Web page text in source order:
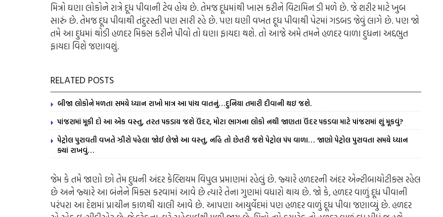
મિત્રો ઘણા લોકોને રાત્રે દૂધ પીવાની ટેવ હોય છે. તેમજ દૂધમાંથી ખાસ કરીને વિટામિન ડી મળે છે. જે શરીર માટે ખુબ
સારું છે. તેમજ દૂધ પીવાથી તંદુરસ્તી પણ સારી રહે છે. પણ ઘણી વખત દૂધ પીવાથી પેટમાં ગડબડ જેવું લાગે છે. પણ જો
તમે આ દુધમાં થોડી હળદર મિક્સ કરીને પીવો તો ઘણા ફાયદા થશે. તો આજે અમે તમને હળદર વાળા દુધના અદ્દભુત
ફાયદા વિશે જણાવશું.
RELATED POSTS
બીજા લોકોને મળતા સમયે ધ્યાન રાખો માત્ર આ પાંચ વાતનું…દુનિયા તમારી દીવાની થઇ જશે.
પાંજરામાં મૂકી દો આ એક વસ્તુ, તરત પકડાય જશે ઉંદર, મોટા ભાગના લોકો નથી જાણતા ઉંદર પકડવા માટે પાંજરામાં શું મૂકવું?
પેટ્રોલ પુરાવતી વખતે ઝીરો પહેલા જોઈ લેજો આ વસ્તુ, નહિ તો છેતરી જશે પેટ્રોલ પંપ વાળા… જાણો પેટ્રોલ પુરાવતા સમયે ધ્યાન
ક્યાં રાખવું…
જેમ કે તમે જાણો છો તેમ દુધની અંદર કેલ્શિયમ વિપુલ પ્રમાણમાં રહેલું છે. જ્યારે હળદરની અંદર એન્ટીબાયોટીક્સ રહેલ
છે અને જ્યારે આ બંનેને મિક્સ કરવામાં આવે છે ત્યારે તેના ગુણમાં વધારો થાય છે. જો કે, હળદર વાળું દૂધ પીવાની
પરંપરા આ દેશમાં પ્રાચીન કાળથી ચાલી આવે છે. આપણા આયુર્વેદમાં પણ હળદર વાળું દૂધ પીવા જણાવ્યું છે. હળદર